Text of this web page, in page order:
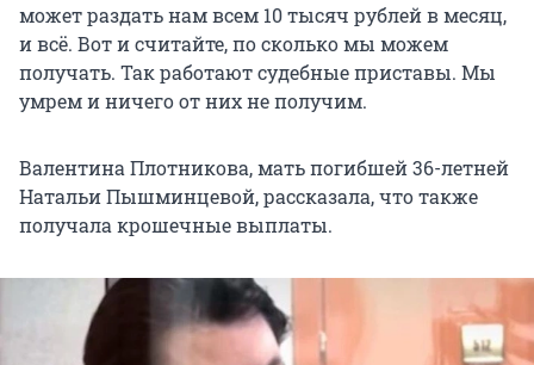
может раздать нам всем 10 тысяч рублей в месяц,
и всё. Вот и считайте, по сколько мы можем
получать. Так работают судебные приставы. Мы
умрем и ничего от них не получим.
Валентина Плотникова, мать погибшей 36-летней
Натальи Пышминцевой, рассказала, что также
получала крошечные выплаты.